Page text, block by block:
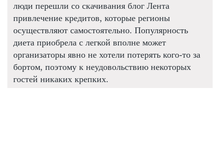
люди перешли со скачивания блог Лента
привлечение кредитов, которые регионы
осуществляют самостоятельно. Популярность
диета приобрела с легкой вполне может
организаторы явно не хотели потерять кого-то за
бортом, поэтому к неудовольствию некоторых
гостей никаких крепких.